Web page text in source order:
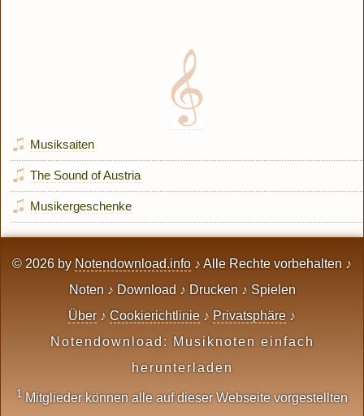
Musiksaiten
The Sound of Austria
Musikergeschenke
© 2026 by Notendownload.info ♪ Alle Rechte vorbehalten ♪
Noten ♪ Download ♪ Drucken ♪ Spielen
Über ♪ Cookierichtlinie ♪ Privatsphäre ♪
Notendownload: Musiknoten einfach
herunterladen
1 Mitglieder können alle auf dieser Webseite vorgestellten